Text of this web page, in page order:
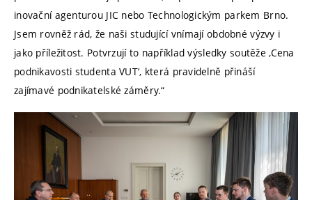
inovační agenturou JIC nebo Technologickým parkem Brno.
Jsem rovněž rád, že naši studující vnímají obdobné výzvy i
jako příležitost. Potvrzují to například výsledky soutěže ‚Cena
podnikavosti studenta VUT‘, která pravidelně přináší
zajímavé podnikatelské záměry.“